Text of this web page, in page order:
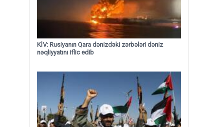
KİV: Rusiyanın Qara dənizdəki zərbələri dəniz
nəqliyyatını iflic edib